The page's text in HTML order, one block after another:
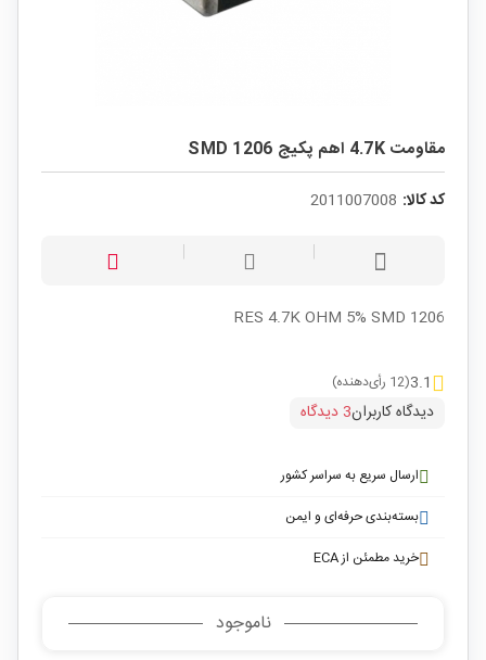
مقاومت 4.7K اهم پکیج SMD 1206
کد کالا: 2011007008
RES 4.7K OHM 5% SMD 1206
3.1(12 رأی‌دهنده)
دیدگاه کاربران3 دیدگاه
ارسال سریع به سراسر کشور
بسته‌بندی حرفه‌ای و ایمن
خرید مطمئن از ECA
ناموجود